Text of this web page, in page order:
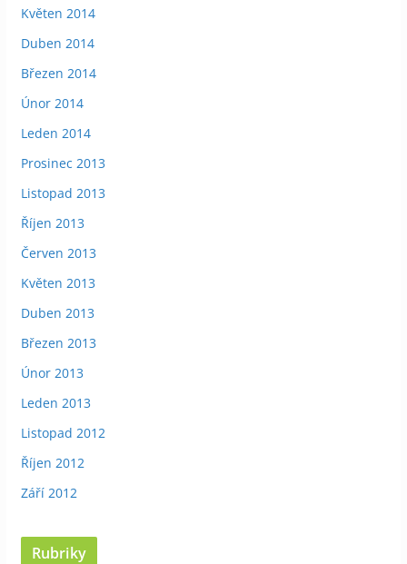
Květen 2014
Duben 2014
Březen 2014
Únor 2014
Leden 2014
Prosinec 2013
Listopad 2013
Říjen 2013
Červen 2013
Květen 2013
Duben 2013
Březen 2013
Únor 2013
Leden 2013
Listopad 2012
Říjen 2012
Září 2012
Rubriky